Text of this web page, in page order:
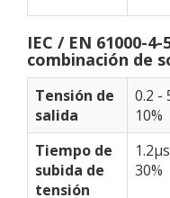
IEC / EN 61000-
combinación de
Tensión de
salida
0.2 -
10%
Tiempo de
subida de
tensión
30%